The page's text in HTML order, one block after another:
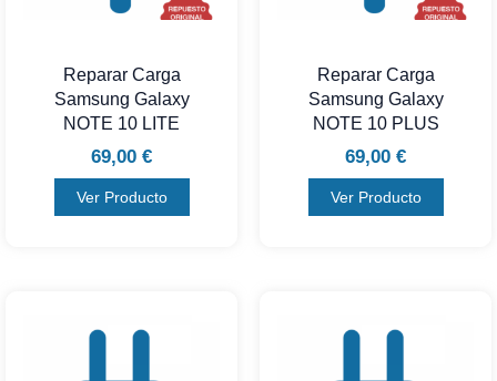
Reparar Carga
Samsung Galaxy
NOTE 10 LITE
69,00 €
Ver Producto
Reparar Carga
Samsung Galaxy
NOTE 10 PLUS
69,00 €
Ver Producto